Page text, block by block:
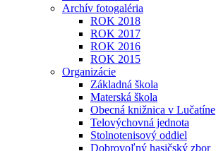
Archív fotogaléria
ROK 2018
ROK 2017
ROK 2016
ROK 2015
Organizácie
Základná škola
Materská škola
Obecná knižnica v Lučatíne
Telovýchovná jednota
Stolnotenisový oddiel
Dobrovoľný hasičský zbor